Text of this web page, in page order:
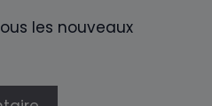
les nouveaux